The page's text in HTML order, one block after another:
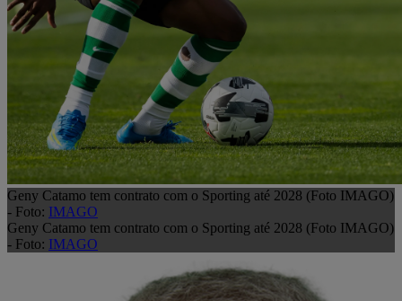
Geny Catamo tem contrato com o Sporting até 2028 (Foto IMAGO)
- Foto: IMAGO
Geny Catamo tem contrato com o Sporting até 2028 (Foto IMAGO)
- Foto: IMAGO